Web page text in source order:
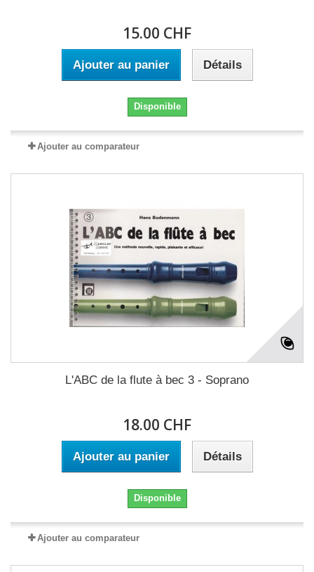
15.00 CHF
Ajouter au panier Détails
Disponible
Ajouter au comparateur
L'ABC de la flute à bec 3 - Soprano
18.00 CHF
Ajouter au panier Détails
Disponible
Ajouter au comparateur